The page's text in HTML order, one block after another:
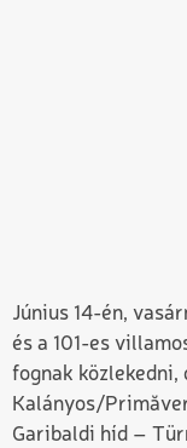
Június 14-én,
és a 101-es
fognak közlekedni,
Kalányos/
Garibaldi híd –